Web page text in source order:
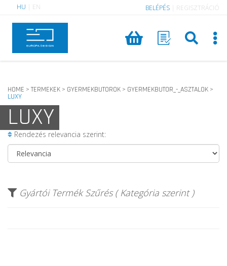
HU EN BELÉPÉS REGISZTRÁCIÓ
HOME > TERMEKEK > GYERMEKBUTOROK > GYERMEKBUTOR_-_ASZTALOK >
LUXY
LUXY
Rendezés relevancia szerint:
Gyártói Termék Szűrés ( Kategória szerint )